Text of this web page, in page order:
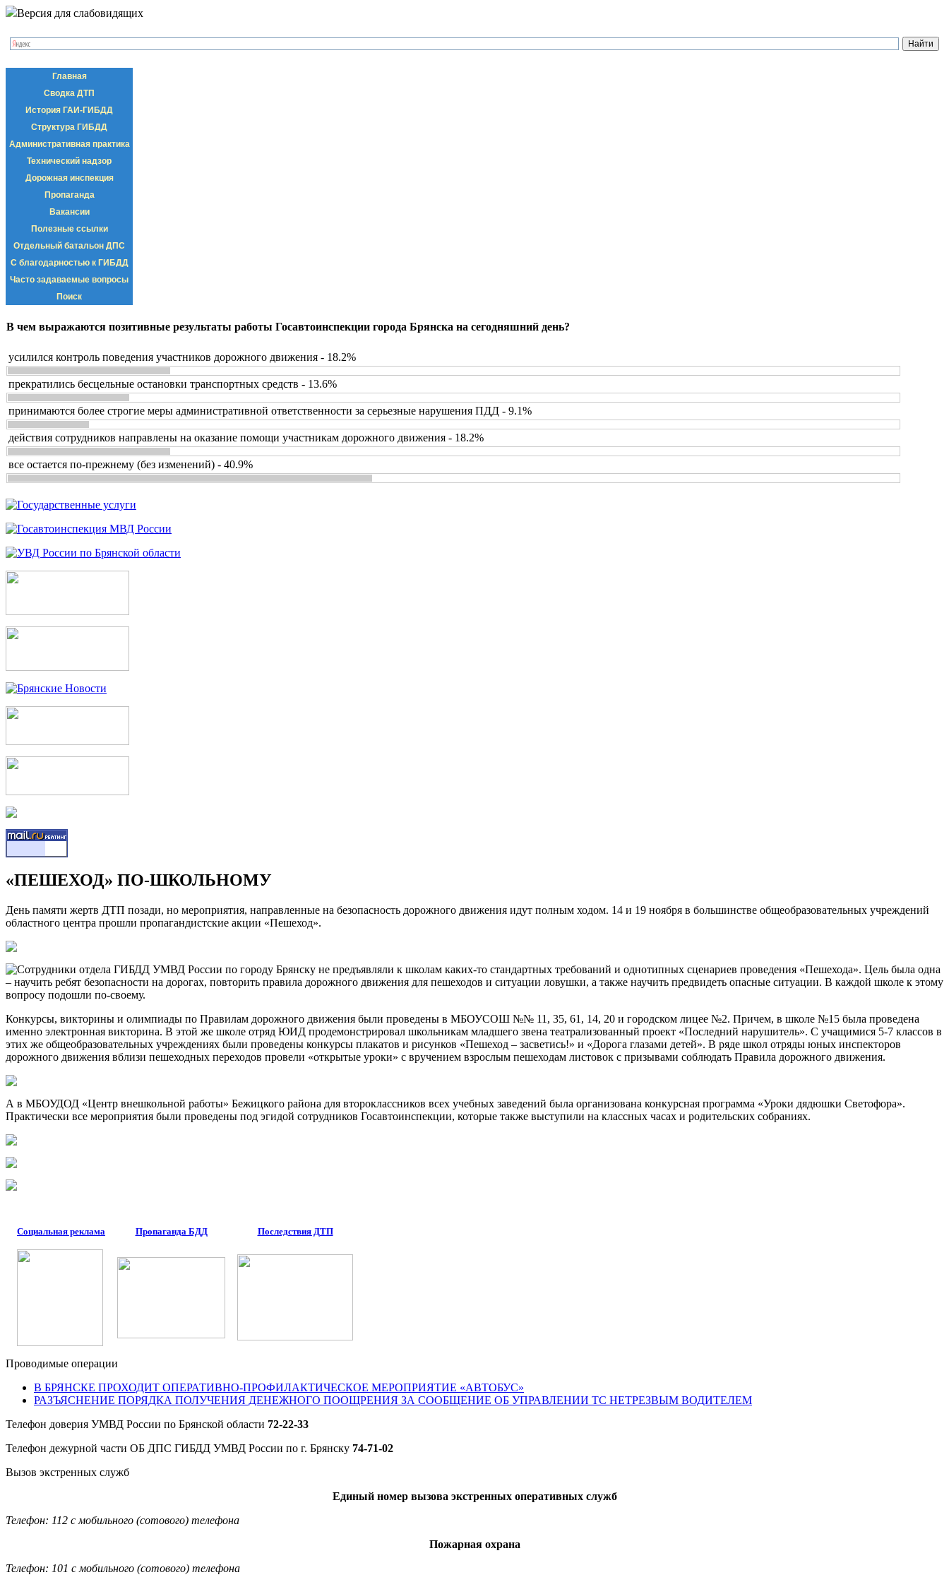
Версия для слабовидящих
Главная
Сводка ДТП
История ГАИ-ГИБДД
Структура ГИБДД
Административная практика
Технический надзор
Дорожная инспекция
Пропаганда
Вакансии
Полезные ссылки
Отдельный батальон ДПС
С благодарностью к ГИБДД
Часто задаваемые вопросы
Поиск
В чем выражаются позитивные результаты работы Госавтоинспекции города Брянска на сегодняшний день?
усилился контроль поведения участников дорожного движения - 18.2%
прекратились бесцельные остановки транспортных средств - 13.6%
принимаются более строгие меры административной ответственности за серьезные нарушения ПДД - 9.1%
действия сотрудников направлены на оказание помощи участникам дорожного движения - 18.2%
все остается по-прежнему (без изменений) - 40.9%
«ПЕШЕХОД» ПО-ШКОЛЬНОМУ
День памяти жертв ДТП позади, но мероприятия, направленные на безопасность дорожного движения идут полным ходом. 14 и 19 ноября в большинстве общеобразовательных учреждений
областного центра прошли пропагандистские акции «Пешеход».
Сотрудники отдела ГИБДД УМВД России по городу Брянску не предъявляли к школам каких-то стандартных требований и однотипных сценариев проведения «Пешехода». Цель была одна
– научить ребят безопасности на дорогах, повторить правила дорожного движения для пешеходов и ситуации ловушки, а также научить предвидеть опасные ситуации. В каждой школе к этому
вопросу подошли по-своему.
Конкурсы, викторины и олимпиады по Правилам дорожного движения были проведены в МБОУСОШ №№ 11, 35, 61, 14, 20 и городском лицее №2. Причем, в школе №15 была проведена
именно электронная викторина. В этой же школе отряд ЮИД продемонстрировал школьникам младшего звена театрализованный проект «Последний нарушитель». С учащимися 5-7 классов в
этих же общеобразовательных учреждениях были проведены конкурсы плакатов и рисунков «Пешеход – засветись!» и «Дорога глазами детей». В ряде школ отряды юных инспекторов
дорожного движения вблизи пешеходных переходов провели «открытые уроки» с вручением взрослым пешеходам листовок с призывами соблюдать Правила дорожного движения.
А в МБОУДОД «Центр внешкольной работы» Бежицкого района для второклассников всех учебных заведений была организована конкурсная программа «Уроки дядюшки Светофора».
Практически все мероприятия были проведены под эгидой сотрудников Госавтоинспекции, которые также выступили на классных часах и родительских собраниях.
Социальная реклама Пропаганда БДД Последствия ДТП
Проводимые операции
В БРЯНСКЕ ПРОХОДИТ ОПЕРАТИВНО-ПРОФИЛАКТИЧЕСКОЕ МЕРОПРИЯТИЕ «АВТОБУС»
РАЗЪЯСНЕНИЕ ПОРЯДКА ПОЛУЧЕНИЯ ДЕНЕЖНОГО ПООЩРЕНИЯ ЗА СООБЩЕНИЕ ОБ УПРАВЛЕНИИ ТС НЕТРЕЗВЫМ ВОДИТЕЛЕМ
Телефон доверия УМВД России по Брянской области 72-22-33
Телефон дежурной части ОБ ДПС ГИБДД УМВД России по г. Брянску 74-71-02
Вызов экстренных служб
Единый номер вызова экстренных оперативных служб
Телефон: 112 с мобильного (сотового) телефона
Пожарная охрана
Телефон: 101 с мобильного (сотового) телефона